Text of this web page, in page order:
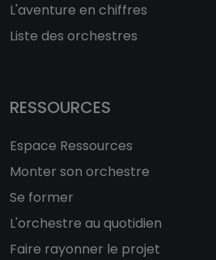
L'aventure en chiffres
Liste des orchestres
RESSOURCES
Espace Ressources
Monter son orchestre
Se former
L'orchestre au quotidien
Faire rayonner le projet